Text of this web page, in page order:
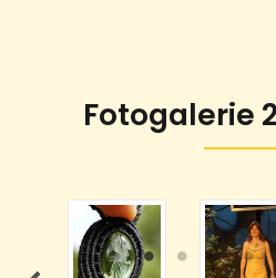
Fotogalerie